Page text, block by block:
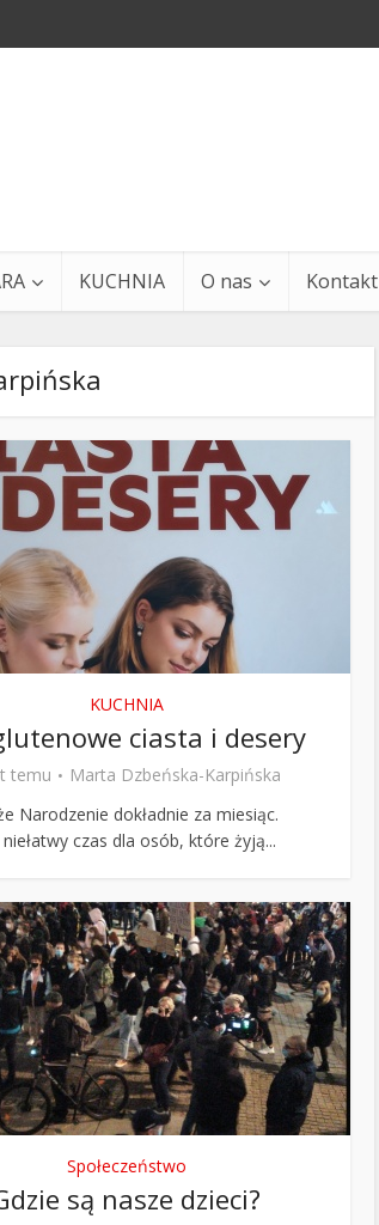
KUCHNIA O nas Kontakt
KUCHNIA
ciasta i desery
temu
Marta Dzbeńska-Karpińska
Narodzenie dokładnie za miesiąc.
czas dla osób, które żyją...
Społeczeństwo
są nasze dzieci?
Ewangelia i Ty – 27 grudnia
ks. Stefan Radziszewski